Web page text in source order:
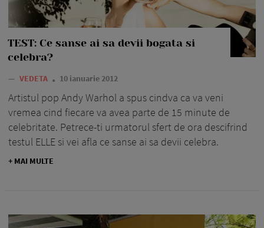
TEST: Ce sanse ai sa devii bogata si
celebra?
— VEDETA 10 ianuarie 2012
Artistul pop Andy Warhol a spus cindva ca va veni
vremea cind fiecare va avea parte de 15 minute de
celebritate. Petrece-ti urmatorul sfert de ora descifrind
testul ELLE si vei afla ce sanse ai sa devii celebra.
+ MAI MULTE